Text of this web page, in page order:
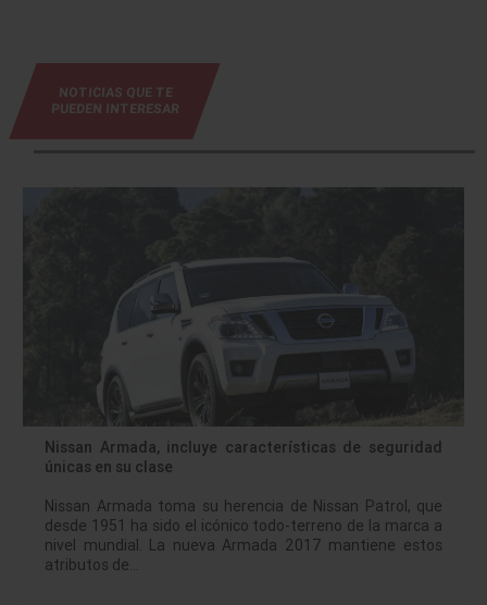
NOTICIAS QUE TE
PUEDEN INTERESAR
Nissan Armada, incluye características de seguridad
únicas en su clase
Nissan Armada toma su herencia de Nissan Patrol, que
desde 1951 ha sido el icónico todo-terreno de la marca a
nivel mundial. La nueva Armada 2017 mantiene estos
atributos de…